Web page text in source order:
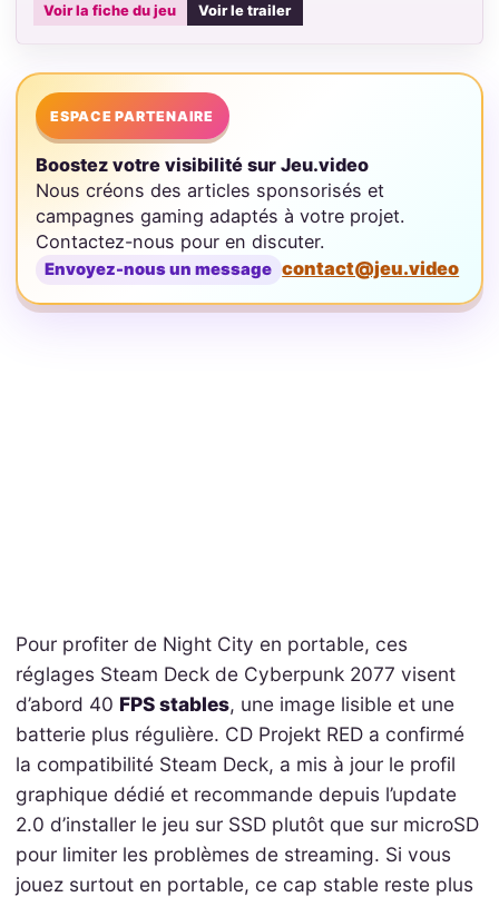
Voir la fiche du jeu Voir le trailer
ESPACE PARTENAIRE
Boostez votre visibilité sur Jeu.video
Nous créons des articles sponsorisés et
campagnes gaming adaptés à votre projet.
Contactez-nous pour en discuter.
Envoyez-nous un message contact@jeu.video
Pour profiter de Night City en portable, ces
réglages Steam Deck de Cyberpunk 2077 visent
d’abord 40 FPS stables, une image lisible et une
batterie plus régulière. CD Projekt RED a confirmé
la compatibilité Steam Deck, a mis à jour le profil
graphique dédié et recommande depuis l’update
2.0 d’installer le jeu sur SSD plutôt que sur microSD
pour limiter les problèmes de streaming. Si vous
jouez surtout en portable, ce cap stable reste plus